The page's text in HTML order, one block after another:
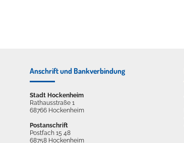
Anschrift und Bankverbindung
Stadt Hockenheim
Rathausstraße 1
68766 Hockenheim
Postanschrift
Postfach 15 48
68758 Hockenheim